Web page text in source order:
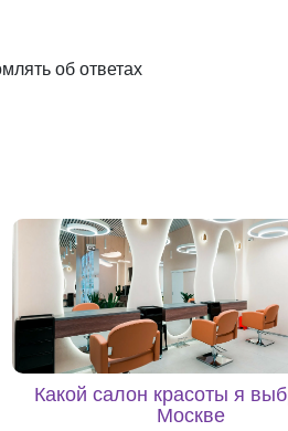
об ответах
Какой салон красоты я
Москве